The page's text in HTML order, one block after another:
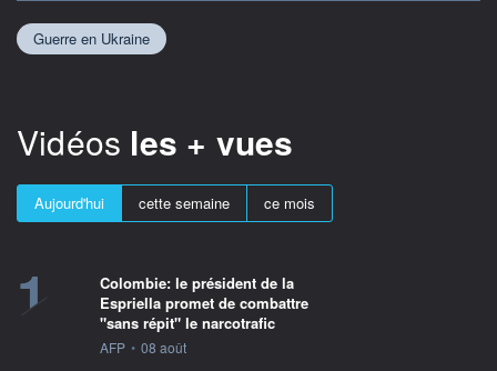
Guerre en Ukraine
Vidéos les + vues
Aujourd'hui cette semaine ce mois
1
Colombie: le président de la
Espriella promet de combattre
"sans répit" le narcotrafic
information fournie par
AFP • 08 août